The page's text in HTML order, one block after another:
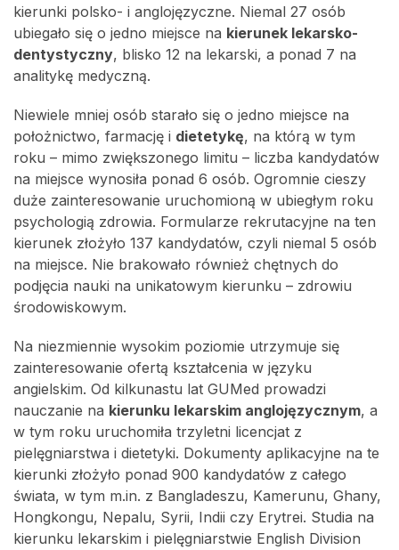
kierunki polsko- i anglojęzyczne. Niemal 27 osób
ubiegało się o jedno miejsce na kierunek lekarsko-
dentystyczny, blisko 12 na lekarski, a ponad 7 na
analitykę medyczną.
Niewiele mniej osób starało się o jedno miejsce na
położnictwo, farmację i dietetykę, na którą w tym
roku – mimo zwiększonego limitu – liczba kandydatów
na miejsce wynosiła ponad 6 osób. Ogromnie cieszy
duże zainteresowanie uruchomioną w ubiegłym roku
psychologią zdrowia. Formularze rekrutacyjne na ten
kierunek złożyło 137 kandydatów, czyli niemal 5 osób
na miejsce. Nie brakowało również chętnych do
podjęcia nauki na unikatowym kierunku – zdrowiu
środowiskowym.
Na niezmiennie wysokim poziomie utrzymuje się
zainteresowanie ofertą kształcenia w języku
angielskim. Od kilkunastu lat GUMed prowadzi
nauczanie na kierunku lekarskim anglojęzycznym, a
w tym roku uruchomiła trzyletni licencjat z
pielęgniarstwa i dietetyki. Dokumenty aplikacyjne na te
kierunki złożyło ponad 900 kandydatów z całego
świata, w tym m.in. z Bangladeszu, Kamerunu, Ghany,
Hongkongu, Nepalu, Syrii, Indii czy Erytrei. Studia na
kierunku lekarskim i pielęgniarstwie English Division